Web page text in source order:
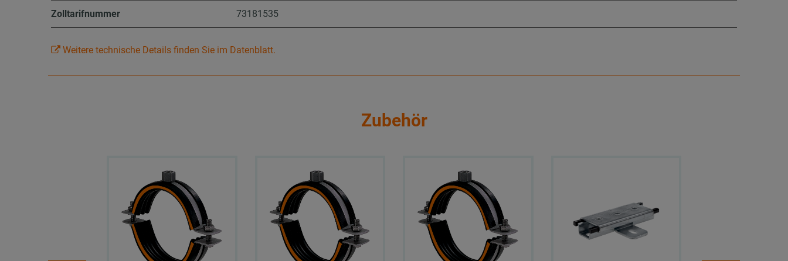
Zolltarifnummer 73181535
Weitere technische Details finden Sie im Datenblatt.
Zubehör